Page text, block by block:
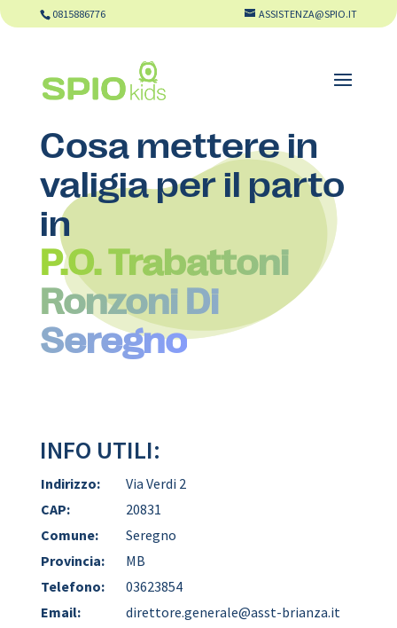
0815886776 ASSISTENZA@SPIO.IT
Cosa mettere in
valigia per il parto
in
P.O. Trabattoni
Ronzoni Di
Seregno
INFO UTILI:
Indirizzo:
Via Verdi 2
CAP:
20831
Comune:
Seregno
Provincia:
MB
Telefono:
03623854
Email:
direttore.generale@asst-brianza.it